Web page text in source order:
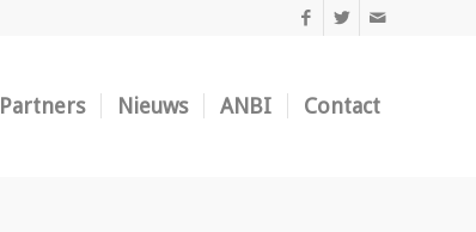
Partners Nieuws ANBI Contact